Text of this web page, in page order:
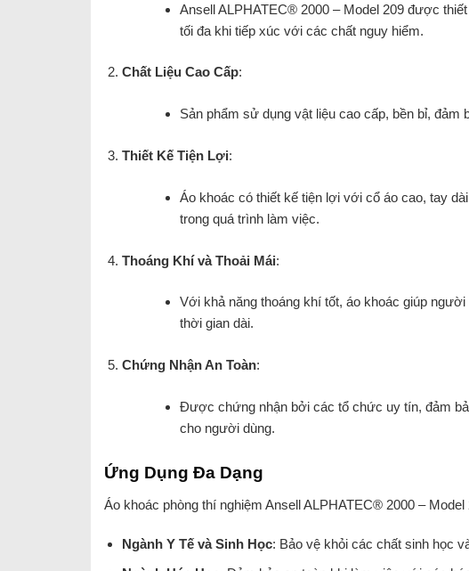
Ansell ALPHATEC® 2000 – Model 209 được
tối đa khi tiếp xúc với các chất nguy hiểm.
Chất Liệu Cao Cấp:
Sản phẩm sử dụng vật liệu cao cấp, bền bỉ, đảm
Thiết Kế Tiện Lợi:
Áo khoác có thiết kế tiện lợi với cổ áo cao, tay
trong quá trình làm việc.
Thoáng Khí và Thoải Mái:
Với khả năng thoáng khí tốt, áo khoác giúp
thời gian dài.
Chứng Nhận An Toàn:
Được chứng nhận bởi các tổ chức uy tín, đảm
cho người dùng.
Ứng Dụng Đa Dạng
Áo khoác phòng thí nghiệm Ansell ALPHATEC® 2000 –
Ngành Y Tế và Sinh Học: Bảo vệ khỏi các chất sinh học